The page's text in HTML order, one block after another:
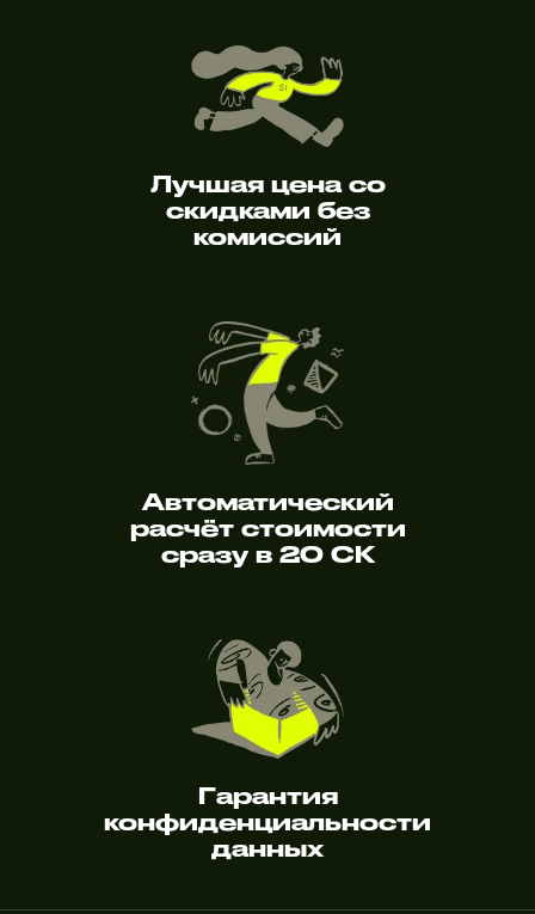
Лучшая цена со
скидками без
комиссий
Автоматический
расчёт стоимости
сразу в 20 СК
Гарантия
конфиденциальности
данных